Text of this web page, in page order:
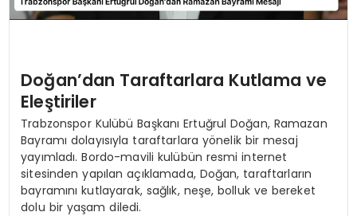
Doğan’dan Taraftarlara Kutlama ve
Eleştiriler
Trabzonspor Kulübü Başkanı Ertuğrul Doğan, Ramazan
Bayramı dolayısıyla taraftarlara yönelik bir mesaj
yayımladı. Bordo-mavili kulübün resmi internet
sitesinden yapılan açıklamada, Doğan, taraftarların
bayramını kutlayarak, sağlık, neşe, bolluk ve bereket
dolu bir yaşam diledi.